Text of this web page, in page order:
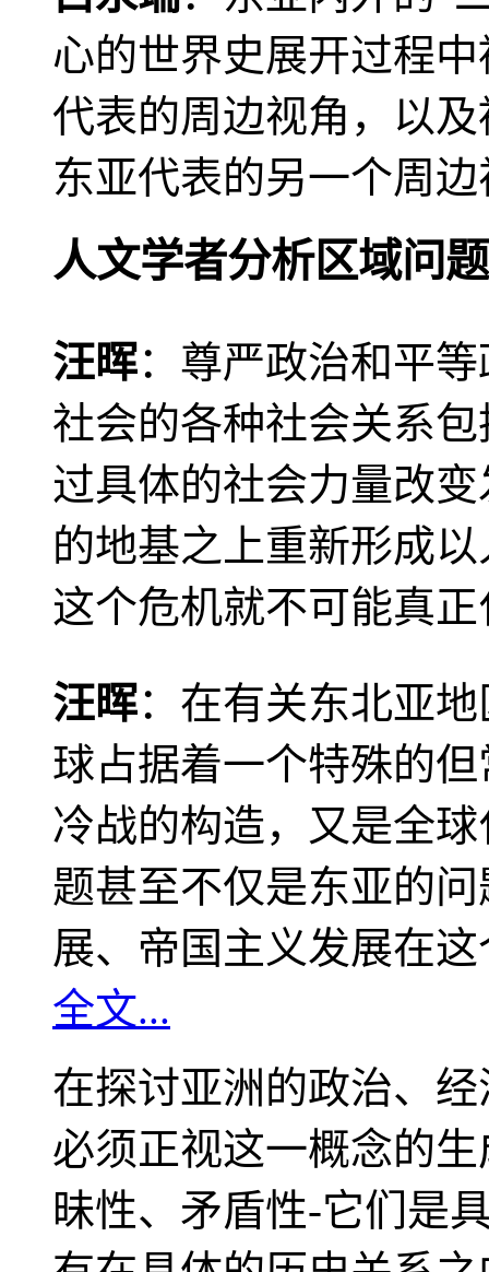
心的世界史展开过程
代表的周边视角，以
东亚代表的另一个周
人文学者分析区域问题
汪晖：尊严政治和平
社会的各种社会关系
过具体的社会力量改
的地基之上重新形成
这个危机就不可能真
汪晖：在有关东北亚
球占据着一个特殊的
冷战的构造，又是全
题甚至不仅是东亚的
展、帝国主义发展在
全文...
在探讨亚洲的政治、
必须正视这一概念的
昧性、矛盾性-它们是